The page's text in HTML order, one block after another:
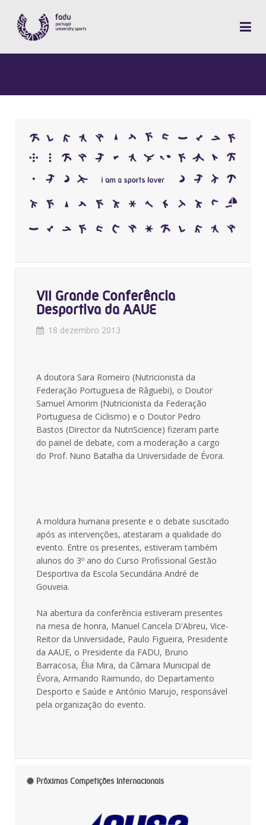
VII Grande Conferência
Desportiva da AAUE
18 dezembro 2013
A doutora Sara Romeiro (Nutricionista da
Federação Portuguesa de Râguebi), o Doutor
Samuel Amorim (Nutricionista da Federação
Portuguesa de Ciclismo) e o Doutor Pedro
Bastos (Director da NutriScience) fizeram parte
do painel de debate, com a moderação a cargo
do Prof. Nuno Batalha da Universidade de Évora.
A moldura humana presente e o debate suscitado
após as intervenções, atestaram a qualidade do
evento. Entre os presentes, estiveram também
alunos do 3º ano do Curso Profissional Gestão
Desportiva da Escola Secundária André de
Gouveia.
Na abertura da conferência estiveram presentes
na mesa de honra, Manuel Cancela D'Abreu, Vice-
Reitor da Universidade, Paulo Figueira, Presidente
da AAUE, o Presidente da FADU, Bruno
Barracosa, Élia Mira, da Câmara Municipal de
Évora, Armando Raimundo, do Departamento
Desporto e Saúde e António Marujo, responsável
pela organização do evento.
Próximas Competições Internacionais